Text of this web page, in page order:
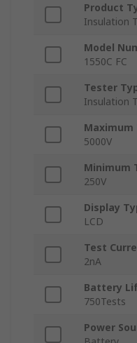
Product
Insulation
Model
1550C FC
Tester
Insulation
Maximum
5000V
Minimum
250V
Display
LCD
Test
2nA
Battery
750Tests
Power